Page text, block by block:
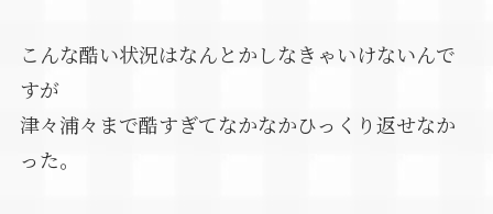
こんな酷い状況はなんとかしなきゃいけないんで
すが
津々浦々まで酷すぎてなかなかひっくり返せなか
った。